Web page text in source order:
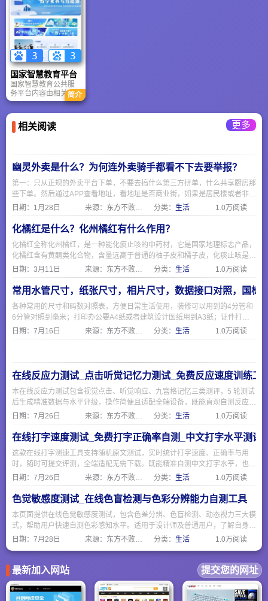
国家智慧教育平台
国家智慧教育公共服
务平台内容由相关单
位、学校、教师、学
生上传发布，国家智
慧教育公共服务平台
仅提供存储空间服务
智慧教育公共服务平
台包含国家中小学智
慧教育平台，国家职
业教育智慧教育平
台，国家高等教育智
身教育智慧教育平
书平台共五大平台。
简介
相关阅读 更多
幽灵外卖是什么？为何连外卖骑手都看不下去要举报？
第一：只从正规的外卖平台下单，不要去搞什么第三方拼单，什么共享厨房那
些下单。然后通过APP查看地址，看地址是否商业街，如果是居民楼或者非商
业区，那就要注意了。 第二：要求查看食品经营许可证，一般正规餐饮店都
会挂出来在网上，可以通过https://spjyxk.gsxt.gov.cn/ 这个地址把商家名称复
制粘贴进去查询是否有证。
日期： 1月28日 来源：东方不败网址大全 分类： 生活 1.0万阅读
化橘红是什么？化州橘红有什么作用？
化橘红全称化州橘红，是一种能化痰止咳的中药材，它是国家地理标志产品，
化橘红含有黄酮类化合物，含量远高于普通的柚子皮和橘子皮，化痰止咳是因
为有柚皮苷，化橘红制作主要分六步，采摘，清洗除肉和瓣，切造型，过热水
杀菌，烘干，陈化即可食用。
日期： 3月11日 来源：东方不败网址大全 分类： 生活 1.0万阅读
常用水管尺寸，纸张尺寸，相片尺寸，数据接口对照，国
各种常用的尺寸和码数对照表，方便日常生活使用，装修可以用到的4分管和
6分管对照到毫米；打印办公要A4纸或者建筑设计图纸用到A3纸；证件打印
相片要1寸证件照；电脑和手机现在常用的USB和Type-C接口；海淘外贸需要
注意衣服鞋子的欧码美码和国际码与国标。
日期： 7月16日 来源：东方不败网址大全 分类： 生活 1.0万阅读
在线反应力测试_点击听觉记忆力测试_免费反应速度训练工
本在线反应力测试包含视觉点击、听觉响应、九宫格记忆三类测评，5 轮测试
后生成精准数据与水平评级，操作简便且适配全端设备，既能直观自测反应速
度与短时记忆能力，也可作为日常脑力训练工具，无需下载随时可测。
日期： 7月26日 来源：东方不败网址大全 分类： 生活 1.0万阅读
在线打字速度测试_免费打字正确率自测_中文打字水平测评
这款在线打字测速工具支持随机原文测试，实时统计打字速度、正确率与用
时，随时可提交评测，全端适配无需下载。既能精准自测中文打字水平，也可
作为日常输入训练工具，简单易用适合各类人群。
日期： 7月26日 来源：东方不败网址大全 分类： 生活 1.0万阅读
色觉敏感度测试_在线色盲检测与色彩分辨能力自测工具
本页面提供在线色觉敏感度测试，包含色差分辨、色盲检测、动态视力三大模
式，帮助用户快速自测色彩感知水平。适用于设计师及普通用户，了解自身色
觉状态，包含石原氏色盲检测图，保护视觉健康，测试结果仅供参考。
日期： 7月28日 来源：东方不败网址大全 分类： 生活 1.0万阅读
最新加入网站 提交您的网址